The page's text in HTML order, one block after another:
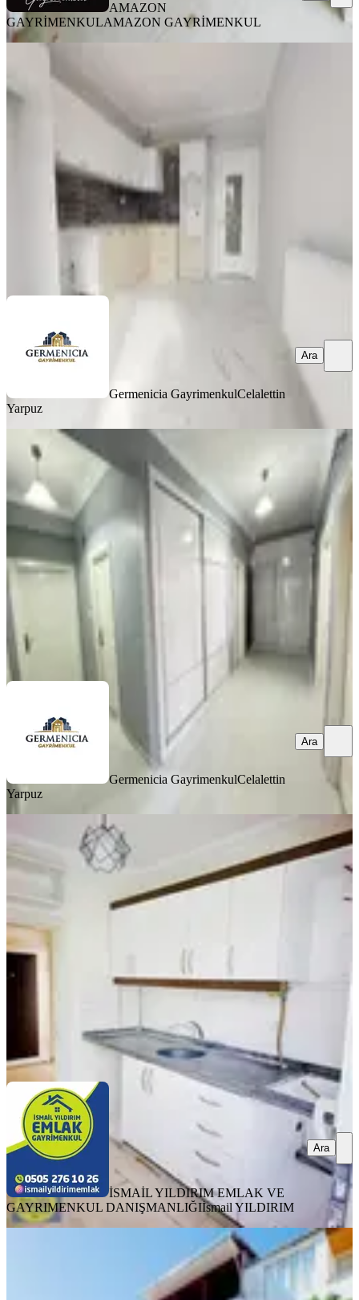
AMAZON
GAYRİMENKULAMAZON GAYRİMENKUL
Onikişubat, Hürriyet Mahallesi
·150 m² ·3. Kat
5.150.000 ₺
Germenicia GayrimenkulCelalettin
Yarpuz
Ara
Germenıcıa'dan Boğaziçi'nde Satılık
Geniş 3+1 Daire
Onikişubat, Boğaziçi Mahallesi
3+1
·170 m² 07.08.2026
3.900.000 ₺
Germenicia Gayrimenkul
Ara
Germenicia GayrimenkulCelalettin
Yarpuz
Ara
Yıldırım Emlakta Fırsat 2+1 Satılık
Daire Orman Bölge Kavşağında
Onikişubat, Ertuğrul Gazi Mahallesi
2+1
DANIŞMANLIĞIİsmail YILDIRIM
Ara
İSMAİL YILDIRIM EMLAK VE
GAYRIMENKUL DANIŞMANLIĞIİsmail YILDIRIM
Ara
Satlık 2 Katlı, 2 Ayrı Tapulu, Müstakil
Lüks Bina